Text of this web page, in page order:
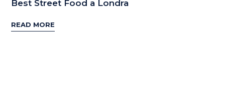
Best Street Food a Londra
READ MORE